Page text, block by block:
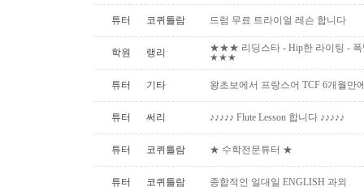
튜터 코퀴틀람 드럼 무료 트라이얼 레슨 합니다
학원 랭리
★★★ 리딩스타 - Hip한 라이팅 - 폭
★★★
튜터 기타 왕초보에서 프랑스어 TCF 6개월만
튜터 써리 ♪♪♪♪♪ Flute Lesson 합니다 ♪♪♪♪♪
튜터 코퀴틀람 ★ 수학전문튜터 ★
튜터 코퀴틀람 종합적인 일대일 ENGLISH 과외